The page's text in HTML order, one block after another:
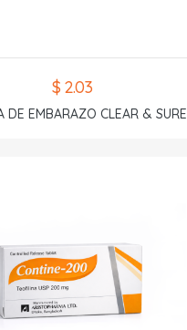
$ 2.03
DE EMBARAZO CLEAR & SURE